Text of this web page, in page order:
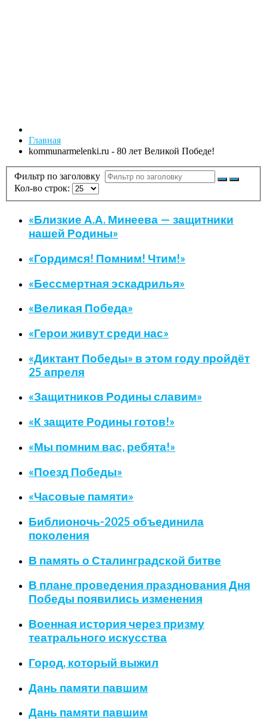
Главная
kommunarmelenki.ru - 80 лет Великой Победе!
Фильтр по заголовку
Кол-во строк:
«Близкие А.А. Минеева — защитники
нашей Родины»
«Гордимся! Помним! Чтим!»
«Бессмертная эскадрилья»
«Великая Победа»
«Герои живут среди нас»
«Диктант Победы» в этом году пройдёт
25 апреля
«Защитников Родины славим»
«К защите Родины готов!»
«Мы помним вас, ребята!»
«Поезд Победы»
«Часовые памяти»
Библионочь-2025 объединила
поколения
В память о Сталинградской битве
В плане проведения празднования Дня
Победы появились изменения
Военная история через призму
театрального искусства
Город, который выжил
Дань памяти павшим
Дань памяти павшим